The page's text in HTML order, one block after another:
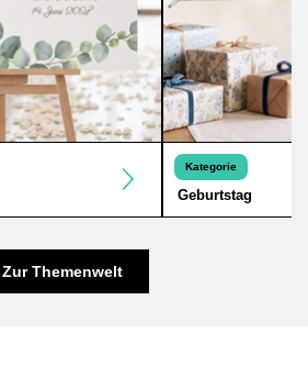
Kategorie
Geburtstag
Zur Themenwelt